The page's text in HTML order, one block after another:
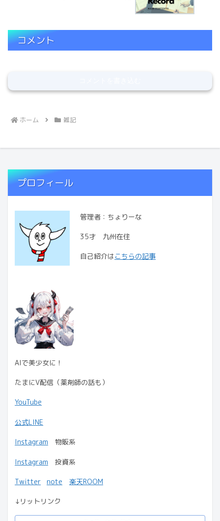
コメント
ホーム 雑記
プロフィール
管理者：ちょりーな
35才 九州在住
自己紹介はこちらの記事
AIで美少女に！
たまにV配信（薬剤師の話も）
YouTube
公式LINE
Instagram 物販系
Instagram 投資系
Twitter note 楽天ROOM
↓リットリンク